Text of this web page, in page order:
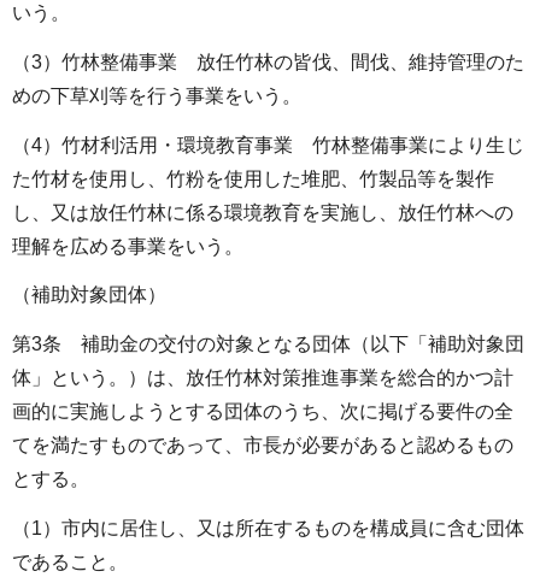
いう。
（3）竹林整備事業 放任竹林の皆伐、間伐、維持管理のた
めの下草刈等を行う事業をいう。
（4）竹材利活用・環境教育事業 竹林整備事業により生じ
た竹材を使用し、竹粉を使用した堆肥、竹製品等を製作
し、又は放任竹林に係る環境教育を実施し、放任竹林への
理解を広める事業をいう。
（補助対象団体）
第3条 補助金の交付の対象となる団体（以下「補助対象団
体」という。）は、放任竹林対策推進事業を総合的かつ計
画的に実施しようとする団体のうち、次に掲げる要件の全
てを満たすものであって、市長が必要があると認めるもの
とする。
（1）市内に居住し、又は所在するものを構成員に含む団体
であること。